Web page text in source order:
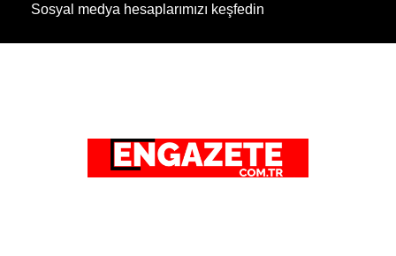
Sosyal medya hesaplarımızı keşfedin